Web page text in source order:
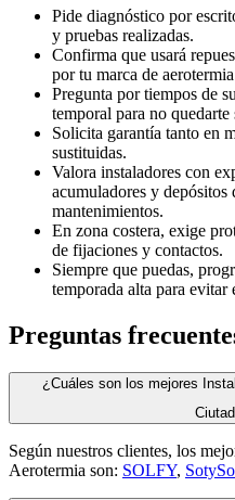
Pide diagnóstico por
y pruebas realizadas.
Confirma que usará
por tu marca de
Pregunta por tiempos de
temporal para no
Solicita garantía tanto en
sustituidas.
Valora instaladores con
acumuladores y depósitos
mantenimientos.
En zona costera, exige
de fijaciones y contactos.
Siempre que puedas,
temporada alta para evitar
Preguntas
¿Cuáles son los mejores
Según nuestros clientes, los
Aerotermia son: SOLFY,